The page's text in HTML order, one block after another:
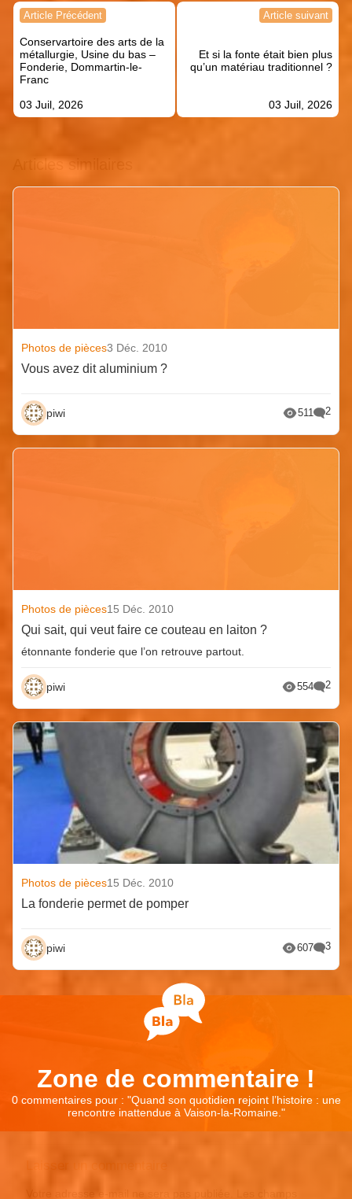
Navigation
l’article
Article Précédent
Conservartoire des arts de la
métallurgie, Usine du bas –
Fonderie, Dommartin-le-
Franc
03 Juil, 2026
Article suivant
Et si la fonte était bien plus
qu’un matériau traditionnel ?
03 Juil, 2026
Articles similaires
Photos de pièces3 Déc. 2010
Vous avez dit aluminium ?
piwi 511 2
Photos de pièces15 Déc. 2010
Qui sait, qui veut faire ce couteau en laiton ?
étonnante fonderie que l’on retrouve partout.
piwi 554 2
Photos de pièces15 Déc. 2010
La fonderie permet de pomper
piwi 607 3
Zone de commentaire !
0 commentaires pour : "Quand son quotidien rejoint l’histoire : une
rencontre inattendue à Vaison-la-Romaine. "